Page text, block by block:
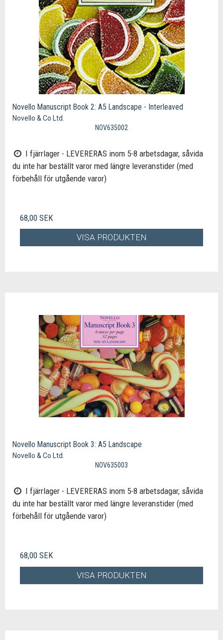
Novello Manuscript Book 2: A5 Landscape - Interleaved
Novello & Co Ltd.
NOV635002
I fjärrlager - LEVERERAS inom 5-8 arbetsdagar, såvida
du inte har beställt varor med längre leveranstider (med
förbehåll för utgående varor)
68,00 SEK
VISA PRODUKTEN
Novello Manuscript Book 3: A5 Landscape
Novello & Co Ltd.
NOV635003
I fjärrlager - LEVERERAS inom 5-8 arbetsdagar, såvida
du inte har beställt varor med längre leveranstider (med
förbehåll för utgående varor)
68,00 SEK
VISA PRODUKTEN